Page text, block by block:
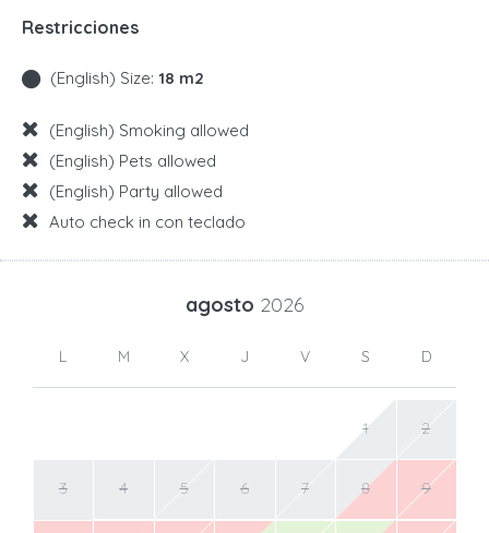
Restricciones
(English) Size: 18 m2
(English) Smoking allowed
(English) Pets allowed
(English) Party allowed
Auto check in con teclado
agosto 2026
L M X J V S D
1 2
3 4 5 6 7 8 9